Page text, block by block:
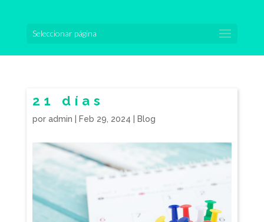
Seleccionar página
21 días
por admin Feb 29, 2024 Blog